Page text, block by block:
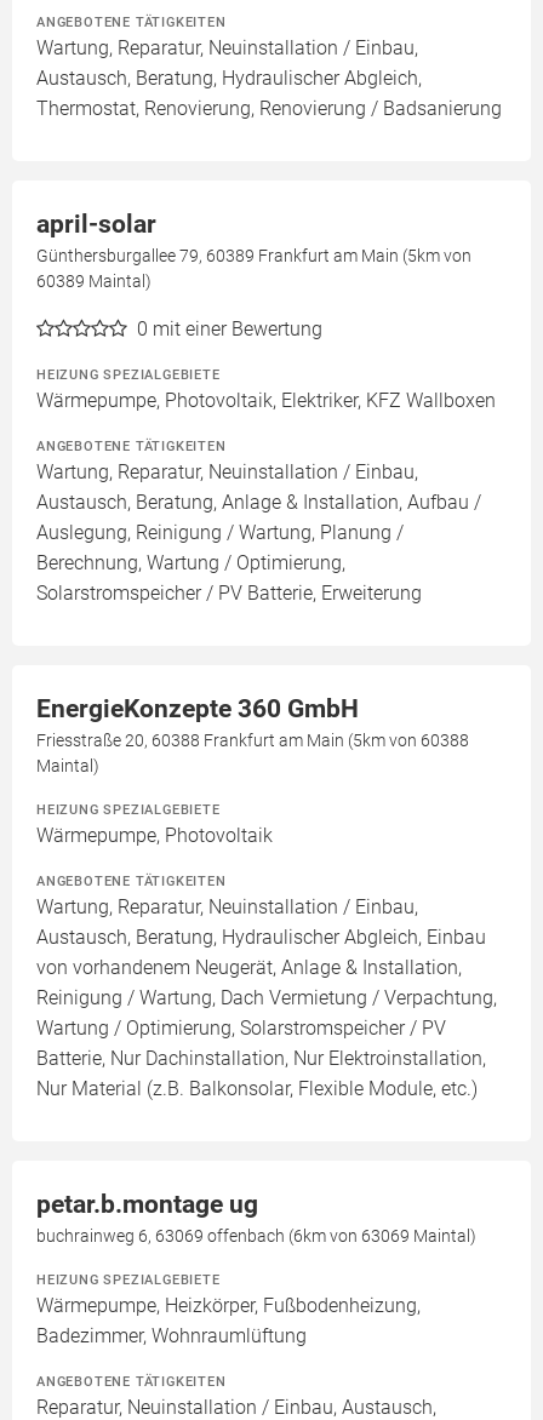
ANGEBOTENE TÄTIGKEITEN
Wartung, Reparatur, Neuinstallation / Einbau,
Austausch, Beratung, Hydraulischer Abgleich,
Thermostat, Renovierung, Renovierung / Badsanierung
april-solar
Günthersburgallee 79, 60389 Frankfurt am Main (5km von
60389 Maintal)
0 mit einer Bewertung
HEIZUNG SPEZIALGEBIETE
Wärmepumpe, Photovoltaik, Elektriker, KFZ Wallboxen
ANGEBOTENE TÄTIGKEITEN
Wartung, Reparatur, Neuinstallation / Einbau,
Austausch, Beratung, Anlage & Installation, Aufbau /
Auslegung, Reinigung / Wartung, Planung /
Berechnung, Wartung / Optimierung,
Solarstromspeicher / PV Batterie, Erweiterung
EnergieKonzepte 360 GmbH
Friesstraße 20, 60388 Frankfurt am Main (5km von 60388
Maintal)
HEIZUNG SPEZIALGEBIETE
Wärmepumpe, Photovoltaik
ANGEBOTENE TÄTIGKEITEN
Wartung, Reparatur, Neuinstallation / Einbau,
Austausch, Beratung, Hydraulischer Abgleich, Einbau
von vorhandenem Neugerät, Anlage & Installation,
Reinigung / Wartung, Dach Vermietung / Verpachtung,
Wartung / Optimierung, Solarstromspeicher / PV
Batterie, Nur Dachinstallation, Nur Elektroinstallation,
Nur Material (z.B. Balkonsolar, Flexible Module, etc.)
petar.b.montage ug
buchrainweg 6, 63069 offenbach (6km von 63069 Maintal)
HEIZUNG SPEZIALGEBIETE
Wärmepumpe, Heizkörper, Fußbodenheizung,
Badezimmer, Wohnraumlüftung
ANGEBOTENE TÄTIGKEITEN
Reparatur, Neuinstallation / Einbau, Austausch,